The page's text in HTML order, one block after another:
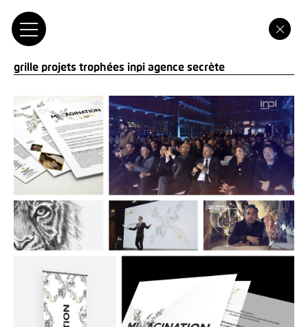
grille projets trophées inpi agence secrète